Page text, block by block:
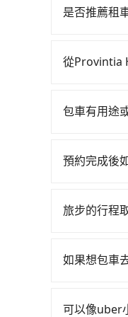
一直到
10分鐘出站
使幸運攔到
是否推薦租
天就要來回
時40元路邊
的車門仍未
點仍有段距
從Provintia
到車，也可
叫到小黃的
較為便宜，
包車有用途
論是清明掃
一週內寄出
預約完成後
提供司機的
旅步的行程
車前一天的
如果想包車
需要載運骨
可以像uber